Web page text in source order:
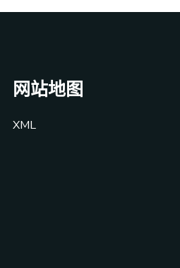
网站地图
XML